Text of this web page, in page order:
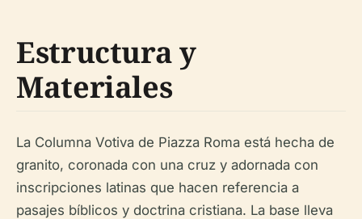
Estructura y
Materiales
La Columna Votiva de Piazza Roma está hecha de
granito, coronada con una cruz y adornada con
inscripciones latinas que hacen referencia a
pasajes bíblicos y doctrina cristiana. La base lleva